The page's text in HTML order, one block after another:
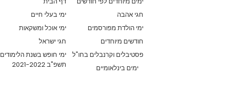
ימי בעלי חיים
חגי אהבה
ימי אוכל ומשקאות
ימי הולדת מפורסמים
חגי ישראל
חודשים מיוחדים
ימי חופש בשנת הלימודים
תשפ"ב 2021-2022
פסטיבלים וקרנבלים בחו"ל
ימים בינלאומיים